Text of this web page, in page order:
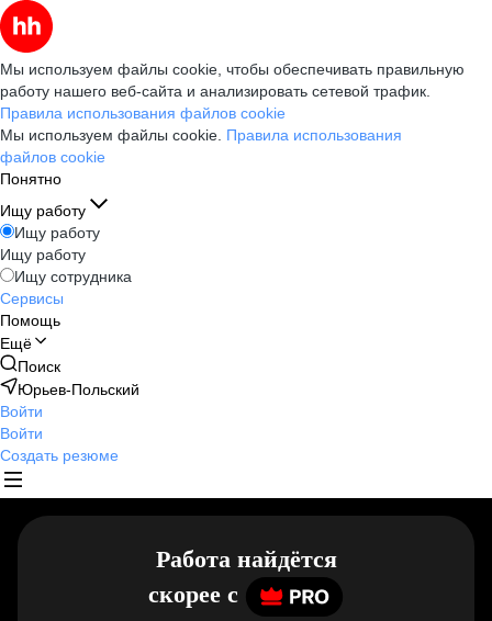
Мы используем файлы cookie, чтобы обеспечивать правильную
работу нашего веб-сайта и анализировать сетевой трафик.
Правила использования файлов cookie
Мы используем файлы cookie. Правила использования
файлов cookie
Понятно
Ищу работу
Ищу работу
Ищу работу
Ищу сотрудника
Сервисы
Помощь
Ещё
Поиск
Юрьев-Польский
Войти
Войти
Создать резюме
Работа найдётся
скорее c